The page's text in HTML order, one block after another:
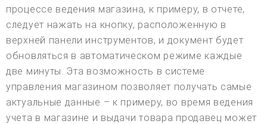
процессе ведения магазина, к примеру, в отчете,
следует нажать на кнопку, расположенную в
верхней панели инструментов, и документ будет
обновляться в автоматическом режиме каждые
две минуты. Эта возможность в системе
управления магазином позволяет получать самые
актуальные данные – к примеру, во время ведения
учета в магазине и выдачи товара продавец может